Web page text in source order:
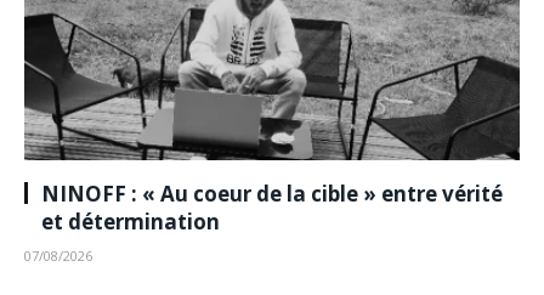
NINOFF : « Au coeur de la cible » entre vérité
et détermination
07/08/2026